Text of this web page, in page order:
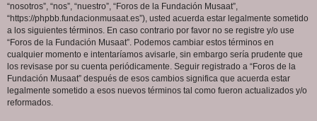
“nosotros”, “nos”, “nuestro”, “Foros de la Fundación Musaat”,
“https://phpbb.fundacionmusaat.es”), usted acuerda estar legalmente sometido
a los siguientes términos. En caso contrario por favor no se registre y/o use
“Foros de la Fundación Musaat”. Podemos cambiar estos términos en
cualquier momento e intentaríamos avisarle, sin embargo sería prudente que
los revisase por su cuenta periódicamente. Seguir registrado a “Foros de la
Fundación Musaat” después de esos cambios significa que acuerda estar
legalmente sometido a esos nuevos términos tal como fueron actualizados y/o
reformados.